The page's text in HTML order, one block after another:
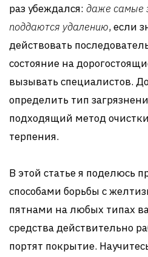
раз убеждался: даже самые
поддаются удалению, если
действовать
состояние на
вызывать специалистов.
определить тип
подходящий метод
терпения.
В этой статье я поделюсь
способами борьбы с
пятнами на любых типах
средства действительно
портят покрытие.